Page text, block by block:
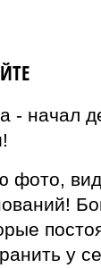
- начал
фото,
у